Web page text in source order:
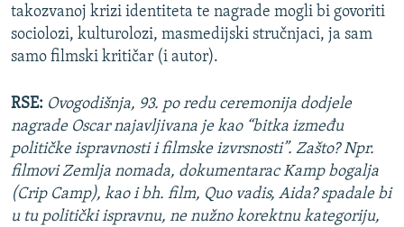
takozvanoj krizi identiteta te nagrade mogli bi govoriti
sociolozi, kulturolozi, masmedijski stručnjaci, ja sam
samo filmski kritičar (i autor).
RSE: Ovogodišnja, 93. po redu ceremonija dodjele
nagrade Oscar najavljivana je kao “bitka između
političke ispravnosti i filmske izvrsnosti”. Zašto? Npr.
filmovi Zemlja nomada, dokumentarac Kamp bogalja
(Crip Camp), kao i bh. film, Quo vadis, Aida? spadale bi
u tu politički ispravnu, ne nužno korektnu kategoriju,